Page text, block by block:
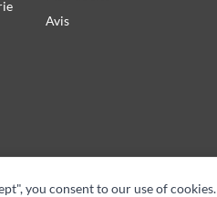
Avis
you consent to our use of cookies.